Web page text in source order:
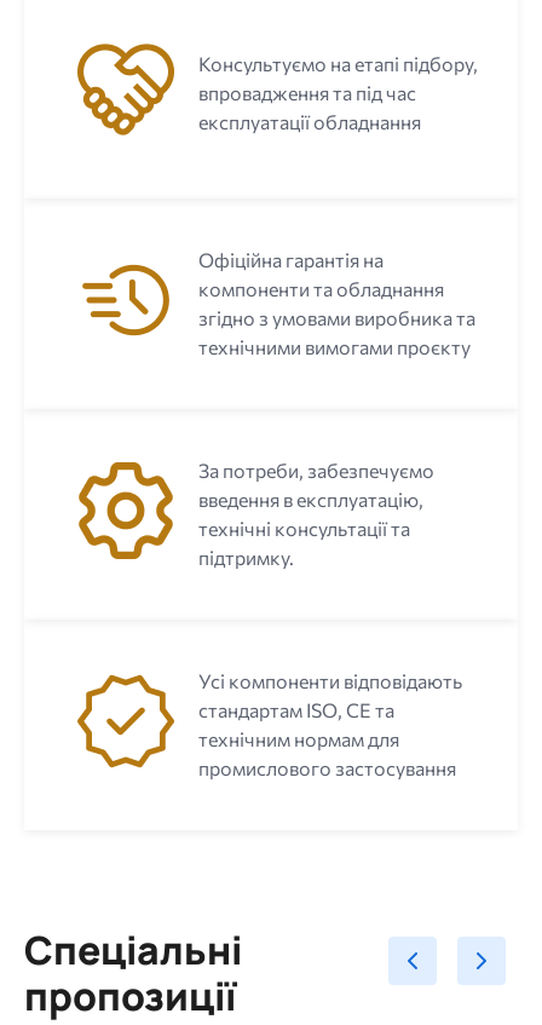
Консультуємо на етапі підбору,
впровадження та під час
експлуатації обладнання
Офіційна гарантія на
компоненти та обладнання
згідно з умовами виробника та
технічними вимогами проєкту
За потреби, забезпечуємо
введення в експлуатацію,
технічні консультації та
підтримку.
Усі компоненти відповідають
стандартам ISO, CE та
технічним нормам для
промислового застосування
Спеціальні
пропозиції